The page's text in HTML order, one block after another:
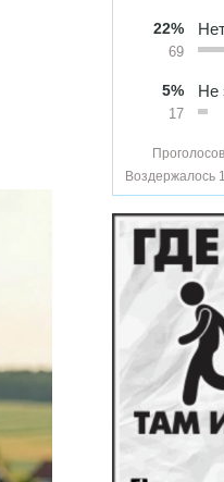
22%
69
5%
17
Не
Воздержалось